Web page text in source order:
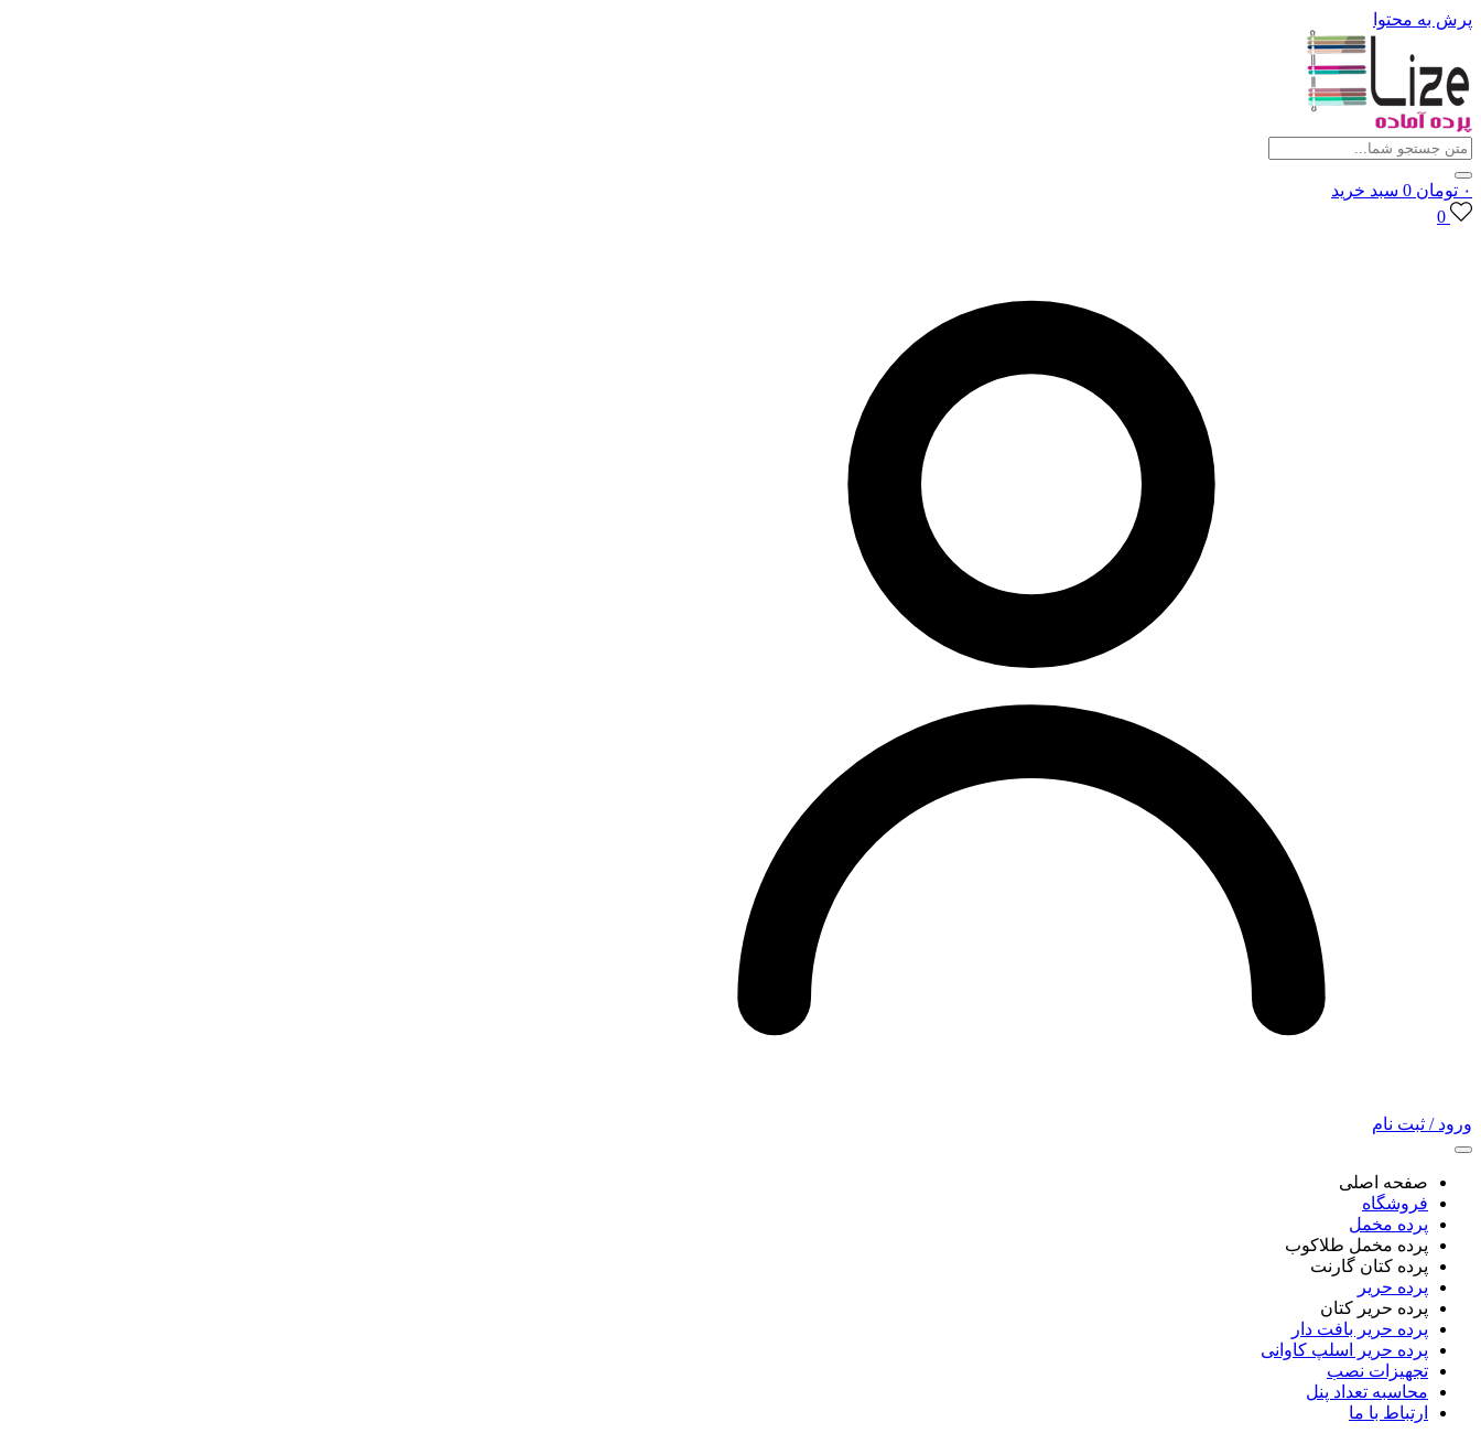
پرش به محتوا
۰ تومان 0 سبد خرید
0
ورود / ثبت نام
صفحه اصلی
فروشگاه
پرده مخمل
پرده مخمل طلاکوب
پرده کتان گارنت
پرده حریر
پرده حریر کتان
پرده حریر بافت دار
پرده حریر اسلپ کاوانی
تجهیزات نصب
محاسبه تعداد پنل
ارتباط با ما